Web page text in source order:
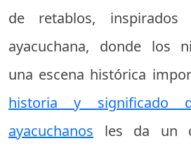
de retablos,
ayacuchana, donde los
una escena histórica
historia y significado
ayacuchanos les da un